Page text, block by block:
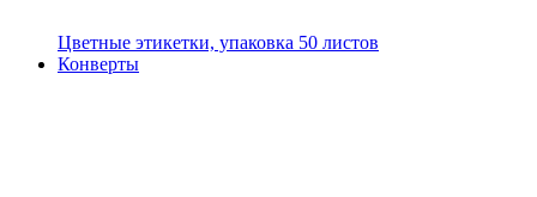
Цветные этикетки, упаковка 50 листов
Конверты